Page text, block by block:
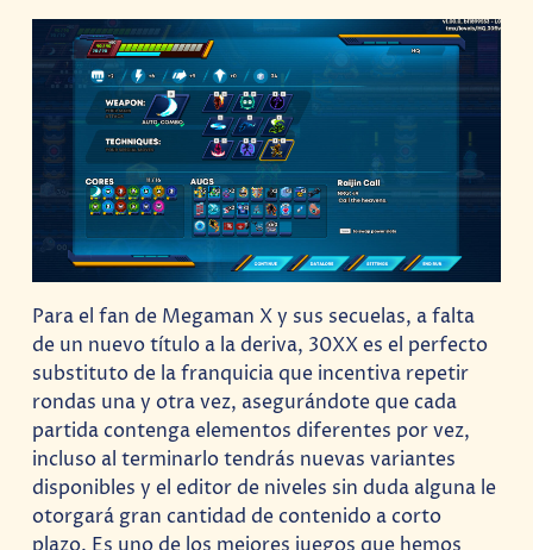
Para el fan de Megaman X y sus secuelas, a falta
de un nuevo título a la deriva, 30XX es el perfecto
substituto de la franquicia que incentiva repetir
rondas una y otra vez, asegurándote que cada
partida contenga elementos diferentes por vez,
incluso al terminarlo tendrás nuevas variantes
disponibles y el editor de niveles sin duda alguna le
otorgará gran cantidad de contenido a corto
plazo. Es uno de los mejores juegos que hemos